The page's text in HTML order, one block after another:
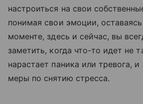
настроиться на свои
понимая свои эмоции,
моменте, здесь и сейчас, вы
заметить, когда что-то идет не
нарастает паника или тревога,
меры по снятию стресса.